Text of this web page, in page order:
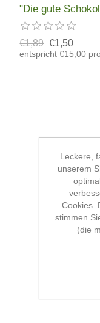
"Die gute
€1,89 €1,50
entspricht €15,00
Leckere,
unserem
Cookies.
stimmen
(die